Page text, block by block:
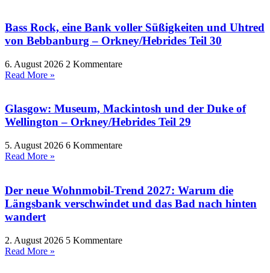
Bass Rock, eine Bank voller Süßigkeiten und Uhtred
von Bebbanburg – Orkney/Hebrides Teil 30
6. August 2026 2 Kommentare
Read More »
Glasgow: Museum, Mackintosh und der Duke of
Wellington – Orkney/Hebrides Teil 29
5. August 2026 6 Kommentare
Read More »
Der neue Wohnmobil-Trend 2027: Warum die
Längsbank verschwindet und das Bad nach hinten
wandert
2. August 2026 5 Kommentare
Read More »